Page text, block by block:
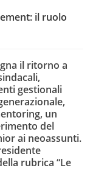
il ruolo
il ritorno a
gestionali
un
del
ai neoassunti.
rubrica “Le